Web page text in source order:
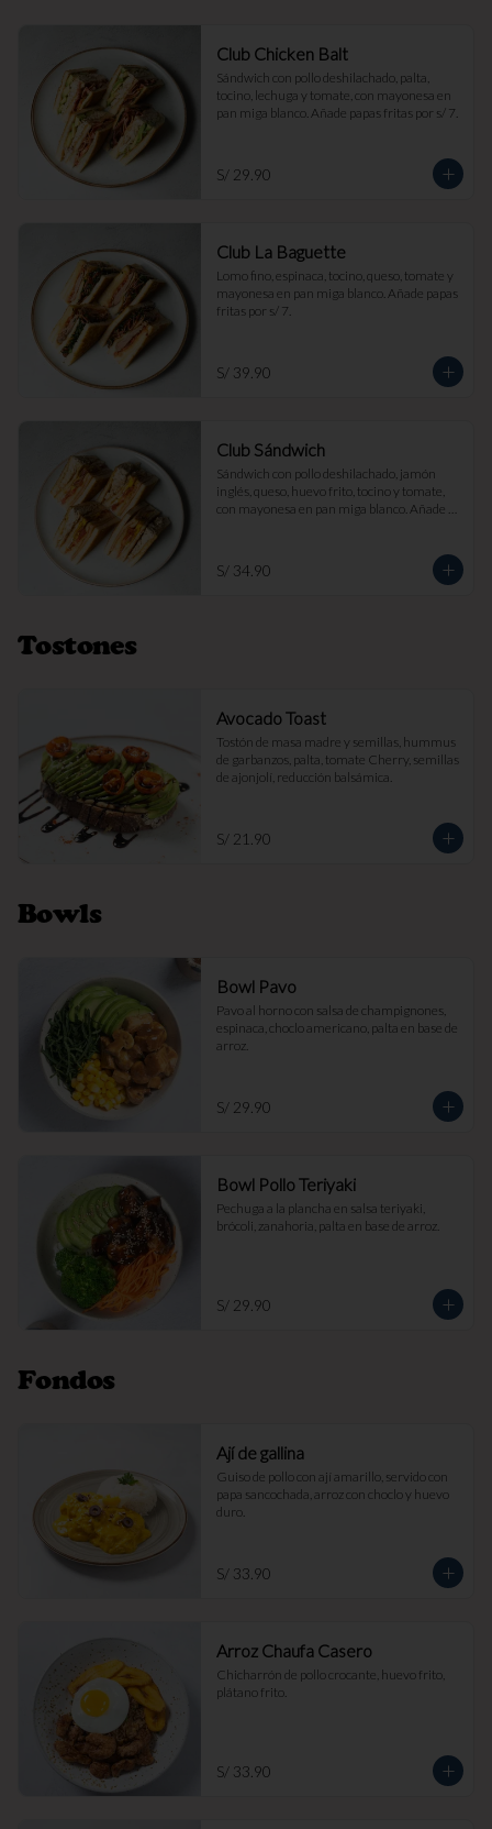
Club Chicken Balt
Sándwich con pollo deshilachado, palta,
tocino, lechuga y tomate, con mayonesa en
pan miga blanco. Añade papas fritas por s/ 7.
S/ 29.90
Club La Baguette
Lomo fino, espinaca, tocino, queso, tomate y
mayonesa en pan miga blanco. Añade papas
fritas por s/ 7.
S/ 39.90
Club Sándwich
Sándwich con pollo deshilachado, jamón
inglés, queso, huevo frito, tocino y tomate,
con mayonesa en pan miga blanco. Añade
S/ 34.90
Tostones
Avocado Toast
Tostón de masa madre y semillas, hummus
de garbanzos, palta, tomate Cherry, semillas
de ajonjolí, reducción balsámica.
S/ 21.90
Bowls
Bowl Pavo
Pavo al horno con salsa de champignones,
espinaca, choclo americano, palta en base de
arroz.
S/ 29.90
Bowl Pollo Teriyaki
Pechuga a la plancha en salsa teriyaki,
brócoli, zanahoria, palta en base de arroz.
S/ 29.90
Fondos
Ají de gallina
Guiso de pollo con ají amarillo, servido con
papa sancochada, arroz con choclo y huevo
duro.
S/ 33.90
Arroz Chaufa Casero
Chicharrón de pollo crocante, huevo frito,
plátano frito.
S/ 33.90